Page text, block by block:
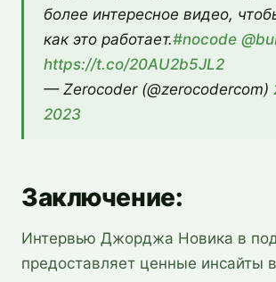
более интересное видео,
как это работает.#nocode
https://t.co/20AU2b5JL2
— Zerocoder (@zerocodercom)
2023
Заключение:
Интервью Джорджа Новика в
предоставляет ценные инсайты в